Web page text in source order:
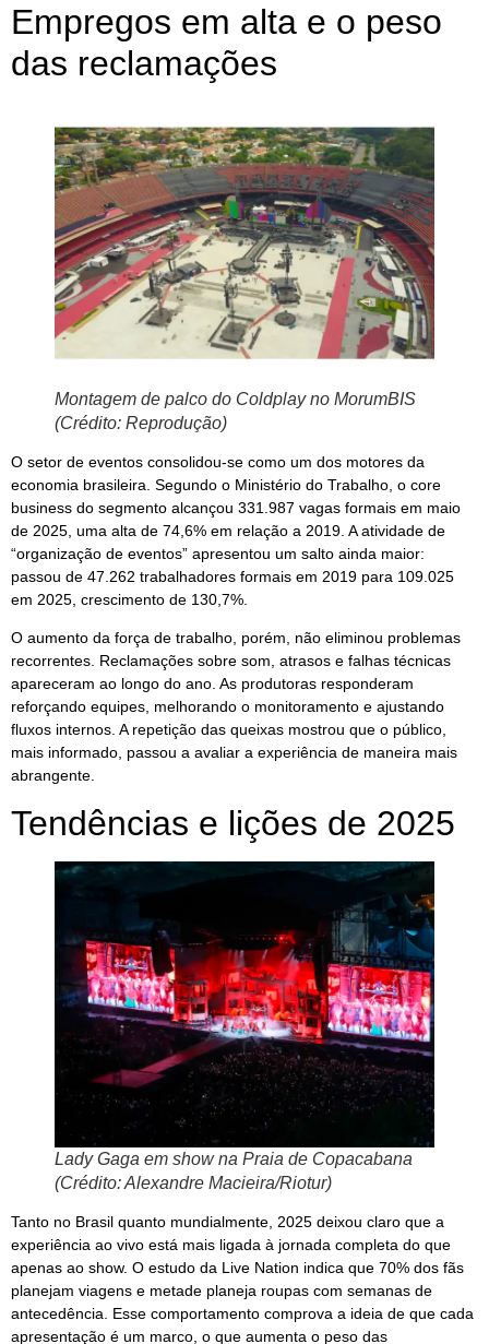
Empregos em alta e o peso
das reclamações
Montagem de palco do Coldplay no MorumBIS
(Crédito: Reprodução)
O setor de eventos consolidou-se como um dos motores da
economia brasileira. Segundo o Ministério do Trabalho, o core
business do segmento alcançou 331.987 vagas formais em maio
de 2025, uma alta de 74,6% em relação a 2019. A atividade de
“organização de eventos” apresentou um salto ainda maior:
passou de 47.262 trabalhadores formais em 2019 para 109.025
em 2025, crescimento de 130,7%.
O aumento da força de trabalho, porém, não eliminou problemas
recorrentes. Reclamações sobre som, atrasos e falhas técnicas
apareceram ao longo do ano. As produtoras responderam
reforçando equipes, melhorando o monitoramento e ajustando
fluxos internos. A repetição das queixas mostrou que o público,
mais informado, passou a avaliar a experiência de maneira mais
abrangente.
Tendências e lições de 2025
Lady Gaga em show na Praia de Copacabana
(Crédito: Alexandre Macieira/Riotur)
Tanto no Brasil quanto mundialmente, 2025 deixou claro que a
experiência ao vivo está mais ligada à jornada completa do que
apenas ao show. O estudo da Live Nation indica que 70% dos fãs
planejam viagens e metade planeja roupas com semanas de
antecedência. Esse comportamento comprova a ideia de que cada
apresentação é um marco, o que aumenta o peso das